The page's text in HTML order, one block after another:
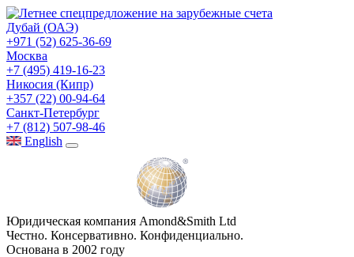
Дубай (ОАЭ)
+971 (52) 625-36-69
Москва
+7 (495) 419-16-23
Никосия (Кипр)
+357 (22) 00-94-64
Санкт-Петербург
+7 (812) 507-98-46
English
Юридическая компания Amond&Smith Ltd
Честно. Консервативно. Конфиденциально.
Основана в 2002 году